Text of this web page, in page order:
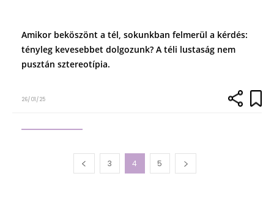
Amikor beköszönt a tél, sokunkban felmerül a kérdés:
tényleg kevesebbet dolgozunk? A téli lustaság nem
pusztán sztereotípia.
26/01/25
3 4 5